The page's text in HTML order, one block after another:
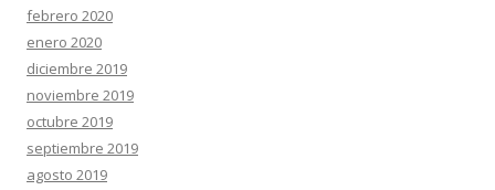
febrero 2020
enero 2020
diciembre 2019
noviembre 2019
octubre 2019
septiembre 2019
agosto 2019